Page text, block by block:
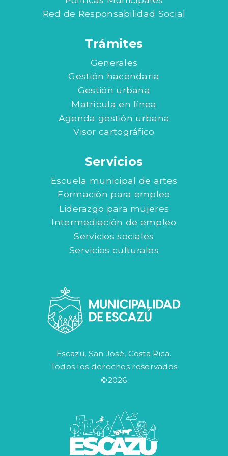
Red de Responsabilidad Social
Trámites
Generales
Gestión hacendaria
Gestión urbana
Matrícula en línea
Agenda gestión urbana
Visor cartográfico
Servicios
Escuela municipal de artes
Formación para empleo
Liderazgo para mujeres
Intermediación de empleo
Servicios sociales
Servicios culturales
Escazú, San José, Costa Rica.
Todos los derechos reservados
©2026